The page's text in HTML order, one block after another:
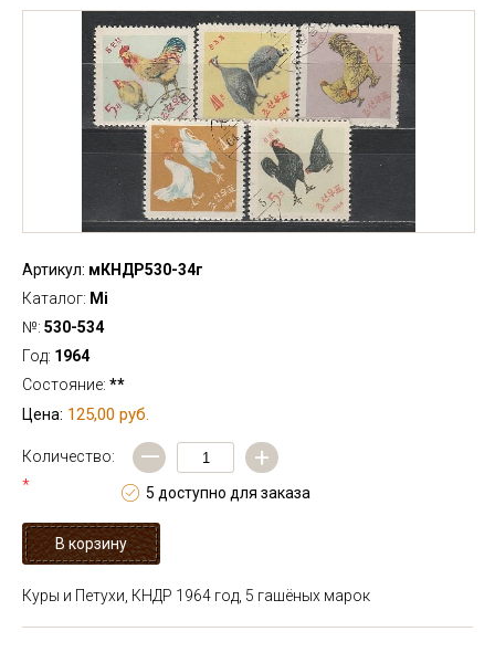
Артикул: мКНДР530-34г
Каталог: Mi
№: 530-534
Год: 1964
Состояние: **
Цена: 125,00 руб.
Количество:
*
— +
5 доступно для заказа
Куры и Петухи, КНДР 1964 год, 5 гашёных марок